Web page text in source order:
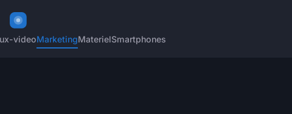
videoMarketingMaterielSmartphones